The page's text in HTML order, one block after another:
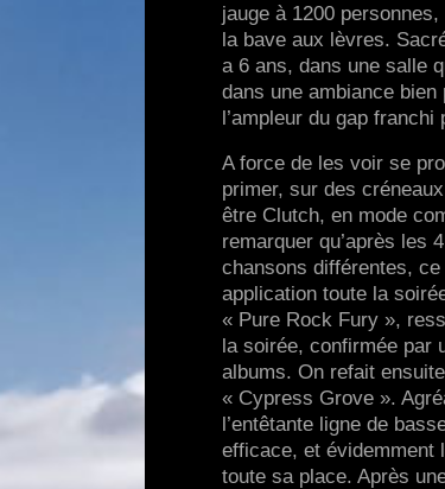
jauge à 1200
la bave aux lèvres.
a 6 ans, dans une salle
dans une ambiance
l’ampleur du gap
A force de les voir se
primer, sur des
être Clutch, en mode
remarquer qu’après les
chansons différentes,
application toute la
« Pure Rock Fury »,
la soirée, confirmée par
albums. On refait
« Cypress Grove ».
l’entêtante ligne de
efficace, et évidemment
toute sa place. Après